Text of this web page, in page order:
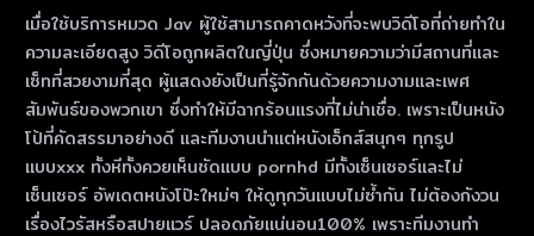
เมื่อใช้บริการหมวด Jav ผู้ใช้สามารถคาดหวังที่จะพบวิดีโอที่ถ่ายทําใน
ความละเอียดสูง วิดีโอถูกผลิตในญี่ปุ่น ซึ่งหมายความว่ามีสถานที่และ
เซ็ทที่สวยงามที่สุด ผู้แสดงยังเป็นที่รู้จักกันด้วยความงามและเพศ
สัมพันธ์ของพวกเขา ซึ่งทําให้มีฉากร้อนแรงที่ไม่น่าเชื่อ. เพราะเป็นหนัง
โป้ที่คัดสรรมาอย่างดี และทีมงานนำแต่หนังเอ็กส์สนุกๆ ทุกรูป
แบบxxx ทั้งหีทั้งควยเห็นชัดแบบ pornhd มีทั้งเซ็นเซอร์และไม่
เซ็นเซอร์ อัพเดตหนังโป๊ะใหม่ๆ ให้ดูทุกวันแบบไม่ซ้ำกัน ไม่ต้องกังวน
เรื่องไวรัสหรือสปายแวร์ ปลอดภัยแน่นอน100% เพราะทีมงานทำ